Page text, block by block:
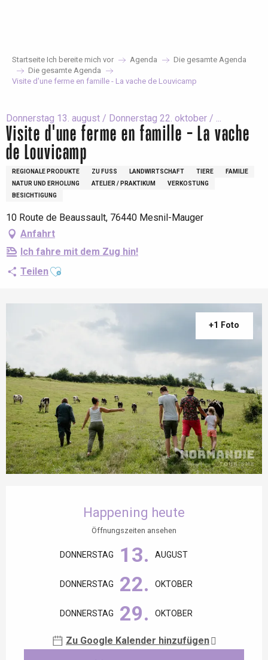
Startseite Ich bereite mich vor Agenda
Die gesamte Agenda
Die gesamte Agenda
Visite d'une ferme en famille - La vache de Louvicamp
Donnerstag 13. august / Donnerstag 22. oktober / ...
Visite d'une ferme en famille - La vache
de Louvicamp
REGIONALE PRODUKTE ZU FUSS LANDWIRTSCHAFT TIERE
FAMILIE
NATUR UND ERHOLUNG
ATELIER / PRAKTIKUM
VERKOSTUNG
BESICHTIGUNG
10 Route de Beaussault, 76440 Mesnil-Mauger
Anfahrt
Ich fahre mit dem Zug hin!
TeilenAjouter aux favoris
+1 Foto
Happening heute
Öffnungszeiten ansehen
DONNERSTAG 13. AUGUST
DONNERSTAG 22. OKTOBER
DONNERSTAG 29. OKTOBER
Zu Google Kalender hinzufügen